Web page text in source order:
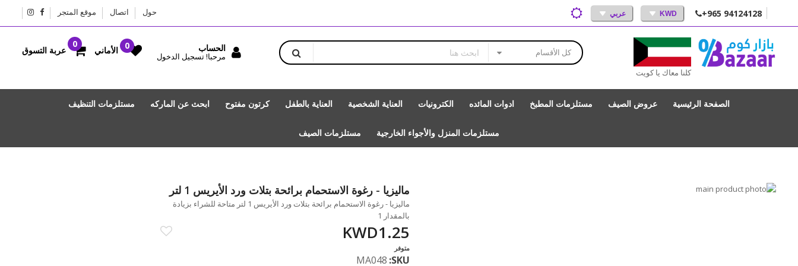
+965 94124128
KWD عربي حول اتصال موقع المتجر
كلنا معاك يا كويت
كل الأقسام
الصفحة الرئيسية عروض الصيف مستلزمات المطبخ ادوات المائده الكترونيات العناية الشخصية العناية بالطفل كرتون مفتوح ابحث عن الماركه مستلزمات التنظيف
مستلزمات المنزل والأجواء الخارجية مستلزمات الصيف
الحساب
مرحبا! تسجيل الدخول
الأماني عربة التسوق
انتقل
ماليزيا - رغوة الاستحمام برائحة بتلات ورد الأيريس 1 لتر
ماليزيا - رغوة الاستحمام برائحة بتلات ورد الأيريس 1 لتر متاحة للشراء بزيادة
بالمقدار 1
KWD1.25
متوفر
SKU
MA048